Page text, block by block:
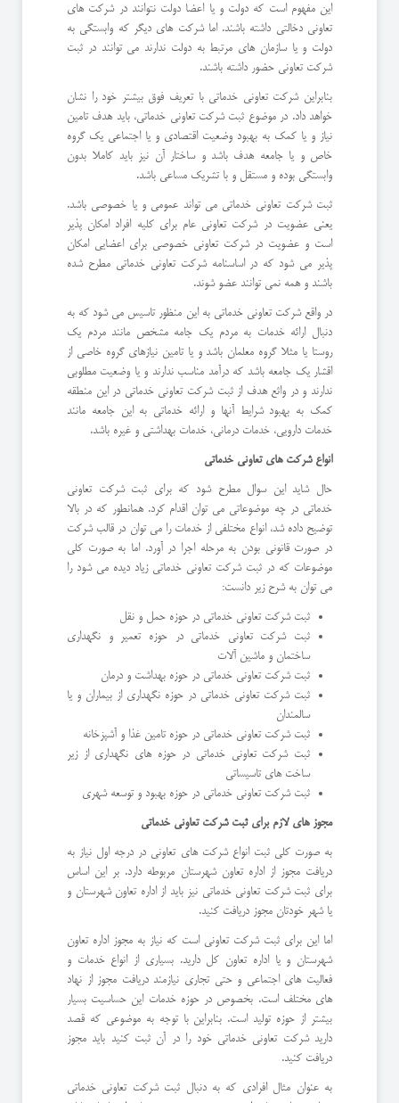
این مفهوم است که دولت و یا اعضا دولت نتوانند در شرکت های
تعاونی دخالتی داشته باشند. اما شرکت های دیگر که وابستگی به
دولت و یا سازمان های مرتبط به دولت ندارند می توانند در ثبت
شرکت تعاونی حضور داشته باشند.
بنابراین شرکت تعاونی خدماتی با تعریف فوق بیشتر خود را نشان
خواهد داد. در موضوع ثبت شرکت تعاونی خدماتی، باید هدف تامین
نیاز و یا کمک به بهبود وضعیت اقتصادی و یا اجتماعی یک گروه
خاص و یا جامعه هدف باشد و ساختار آن نیز باید کاملا بدون
وابستگی بوده و مستقل و با تشریک مساعی باشد.
ثبت شرکت تعاونی خدماتی می تواند عمومی و یا خصوصی باشد.
یعنی عضویت در شرکت تعاونی عام برای کلیه افراد امکان پذیر
است و عضویت در شرکت تعاونی خصوصی برای اعضایی امکان
پذیر می شود که در اساسنامه شرکت تعاونی خدماتی مطرح شده
باشند و همه نمی توانند عضو شوند.
در واقع شرکت تعاونی خدماتی به این منظور تاسیس می شود که به
دنبال ارائه خدمات به مردم یک جامه مشخص مانند مردم یک
روستا یا مثلا گروه معلمان باشد و یا تامین نیازهای گروه خاصی از
اقشار یک جامعه باشد که درآمد مناسب ندارند و یا وضعیت مطلوبی
ندارند و در واثع هدف از ثبت شرکت تعاونی خدماتی در این منطقه
کمک به بهبود شرایط آنها و ارائه خدماتی به این جامعه مانند
خدمات دارویی، خدمات درمانی، خدمات بهداشتی و غیره باشد.
انواع شرکت های تعاونی خدماتی
حال شاید این سوال مطرح شود که برای ثبت شرکت تعاونی
خدماتی در چه موضوعاتی می توان اقدام کرد. همانطور که در بالا
توضیح داده شد، انواع مختلفی از خدمات را می توان در قالب شرکت
در صورت قانونی بودن به مرحله اجرا در آورد. اما به صورت کلی
موضوعات که در ثبت شرکت تعاونی خدماتی زیاد دیده می شود را
می توان به شرح زیر دانست:
ثبت شرکت تعاونی خدماتی در حوزه حمل و نقل
ثبت شرکت تعاونی خدماتی در حوزه تعمیر و نگهداری
ساختمان و ماشین آلات
ثبت شرکت تعاونی خدماتی در حوزه بهداشت و درمان
ثبت شرکت تعاونی خدماتی در حوزه نگهداری از بیماران و یا
سالمندان
ثبت شرکت تعاونی خدماتی در حوزه تامین غذا و آشپزخانه
ثبت شرکت تعاونی خدماتی در حوزه های نگهداری از زیر
ساخت های تاسیساتی
ثبت شرکت تعاونی خدماتی در حوزه بهبود و توسعه شهری
مجوز های لازم برای ثبت شرکت تعاونی خدماتی
به صورت کلی ثبت انواع شرکت های تعاونی در درجه اول نیاز به
دریافت مجوز از اداره تعاون شهرستان مربوطه دارد. بر این اساس
برای ثبت شرکت تعاونی خدماتی نیز باید از اداره تعاون شهرستان و
یا شهر خودتان مجوز دریافت کنید.
اما این برای ثبت شرکت تعاونی است که نیاز به مجوز اداره تعاون
شهرستان و یا اداره تعاون کل دارید. بسیاری از انواع خدمات و
فعالیت های اجتماعی و حتی تجاری نیازمند دریافت مجوز از نهاد
های مختلف است. بخصوص در حوزه خدمات این حساسیت بسیار
بیشتر از حوزه تولید است. بنابراین با توجه به موضوعی که قصد
دارید شرکت تعاونی خدماتی خود را در آن ثبت کنید باید مجوز
دریافت کنید.
به عنوان مثال افرادی که به دنبال ثبت شرکت تعاونی خدماتی